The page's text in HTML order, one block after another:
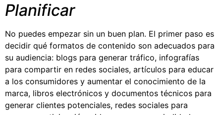
Planificar
No puedes empezar sin un buen plan. El primer paso es
decidir qué formatos de contenido son adecuados para
su audiencia: blogs para generar tráfico, infografías
para compartir en redes sociales, artículos para educar
a los consumidores y aumentar el conocimiento de la
marca, libros electrónicos y documentos técnicos para
generar clientes potenciales, redes sociales para